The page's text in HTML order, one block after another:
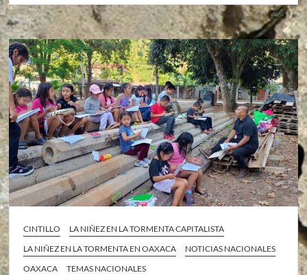
CINTILLO
LA NIÑEZ EN LA TORMENTA CAPITALISTA
LA NIÑEZ EN LA TORMENTA EN OAXACA
NOTICIAS NACIONALES
OAXACA
TEMAS NACIONALES